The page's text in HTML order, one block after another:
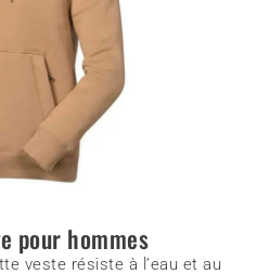
pour hommes
veste résiste à l’eau et au